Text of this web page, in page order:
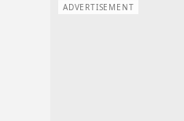
ADVERTISEMENT